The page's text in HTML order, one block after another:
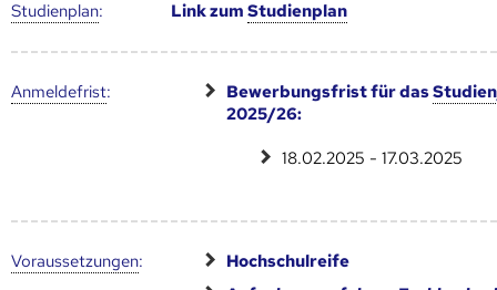
Studien­plan: Link zumStudien­plan
Anmelde­frist: Bewerbungsfrist für das
2025/26:
18.02.2025 - 17.03.2025
Voraus­setzungen:
Hochschulreife